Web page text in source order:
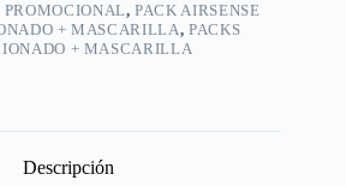
PROMOCIONAL,PACK AIRSENSE
+ MASCARILLA,PACKS
+ MASCARILLA
Descripción